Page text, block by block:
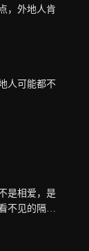
，外地人肯
人可能都不
是相爱，是
不见的隔